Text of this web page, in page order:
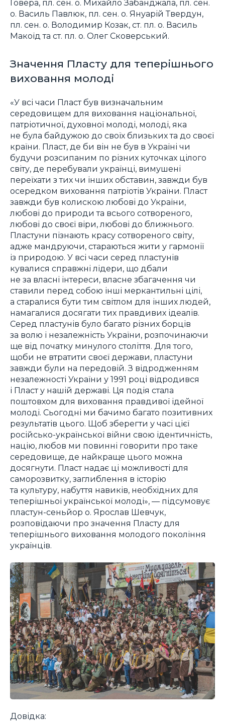
Говера, пл. сен. о. Михайло Забанджала, пл. сен.
о. Василь Павлюк, пл. сен. о. Януарій Твердун,
пл. сен. о. Володимир Козак, ст. пл. о. Василь
Макоїд та ст. пл. о. Олег Сковерський.
Значення Пласту для теперішнього
виховання молоді
«У всі часи Пласт був визначальним
середовищем для виховання національної,
патріотичної, духовної молоді, молоді, яка
не була байдужою до своїх близьких та до своєї
країни. Пласт, де би він не був в Україні чи
будучи розсипаним по різних куточках цілого
світу, де перебували українці, вимушені
переїхати з тих чи інших обставин, завжди був
осередком виховання патріотів України. Пласт
завжди був колискою любові до України,
любові до природи та всього сотвореного,
любові до своєї віри, любові до ближнього.
Пластуни пізнають красу сотвореного світу,
адже мандруючи, стараються жити у гармонії
із природою. У всі часи серед пластунів
кувалися справжні лідери, що дбали
не за власні інтереси, власне збагачення чи
ставили перед собою інші меркантильні цілі,
а старалися бути тим світлом для інших людей,
намагалися досягати тих правдивих ідеалів.
Серед пластунів було багато різних борців
за волю і незалежність України, розпочинаючи
ще від початку минулого століття. Для того,
щоби не втратити своєї держави, пластуни
завжди були на передовій. З відродженням
незалежності України у 1991 році відродився
і Пласт у нашій державі. Ця подія стала
поштовхом для виховання правдивої ідейної
молоді. Сьогодні ми бачимо багато позитивних
результатів цього. Щоб зберегти у часі цієї
російсько-української війни свою ідентичність,
націю, любов ми повинні говорити про таке
середовище, де найкраще цього можна
досягнути. Пласт надає ці можливості для
саморозвитку, заглиблення в історію
та культуру, набуття навиків, необхідних для
теперішньої української молоді», — підсумовує
пластун-сеньйор о. Ярослав Шевчук,
розповідаючи про значення Пласту для
теперішнього виховання молодого покоління
українців.
Довідка: